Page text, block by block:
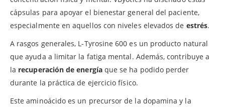
cápsulas para apoyar el bienestar general del paciente,
especialmente en aquellos con niveles elevados de estrés.
A rasgos generales, L-Tyrosine 600 es un producto natural
que ayuda a limitar la fatiga mental. Además, contribuye a
la recuperación de energíaque se ha podido perder
durante la práctica de ejercicio físico.
Este aminoácido es un precursor de la dopamina y la